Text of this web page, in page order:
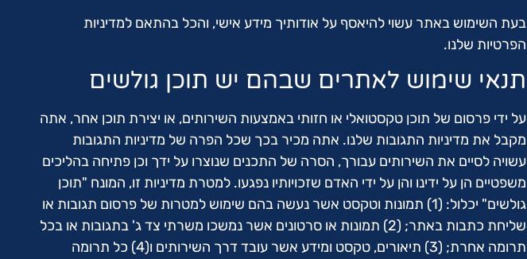
בעת השימוש באתר עשוי להיאסף על אודותיך מידע אישי, והכל בהתאם למדיניות
הפרטיות שלנו.
תנאי שימוש לאתרים שבהם יש תוכן גולשים
על ידי פרסום של תוכן טקסטואלי או חזותי באמצעות השירותים, או יצירת תוכן אחר, אתה
מקבל את מדיניות התגובות שלנו. אתה מכיר בכך שכל הפרה של מדיניות התגובות
עשויה לסיים את השירותים עבורך, הסרה של התכנים שנוצרו על ידך וכן פתיחה בהליכים
משפטיים הן על ידינו והן על ידי האדם שזכויותיו נפגעו. למטרת מדיניות זו, המונח "תוכן
גולשים" יכלול: (1) תמונות וטקסט אשר נעשה בהם שימוש למטרות של פרסום תגובות או
שליחת כתבות באתר; (2) תמונות או סרטונים אשר נמשכו משרתי צד ג' בתגובות או בכל
תרומה אחרת; (3) תיאורים, טקסט ומידע אשר עובד דרך השירותים ו(4) כל תרומה